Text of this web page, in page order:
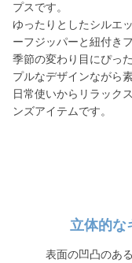
プスです。
ゆったりとしたシルエ
ーフジッパーと紐付き
季節の変わり目にぴっ
プルなデザインながら
日常使いからリラック
ンズアイテムです。
立体的な
表面の凹凸のあ